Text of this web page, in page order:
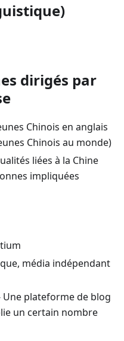
dirigés par
Chinois en anglais
Chinois au monde)
liées à la Chine
impliquées
média indépendant
Une plateforme de blog
un certain nombre